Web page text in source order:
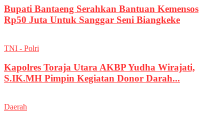
Bupati Bantaeng Serahkan Bantuan Kemensos
Rp50 Juta Untuk Sanggar Seni Biangkeke
TNI - Polri
Kapolres Toraja Utara AKBP Yudha Wirajati,
S.IK.MH Pimpin Kegiatan Donor Darah...
Daerah